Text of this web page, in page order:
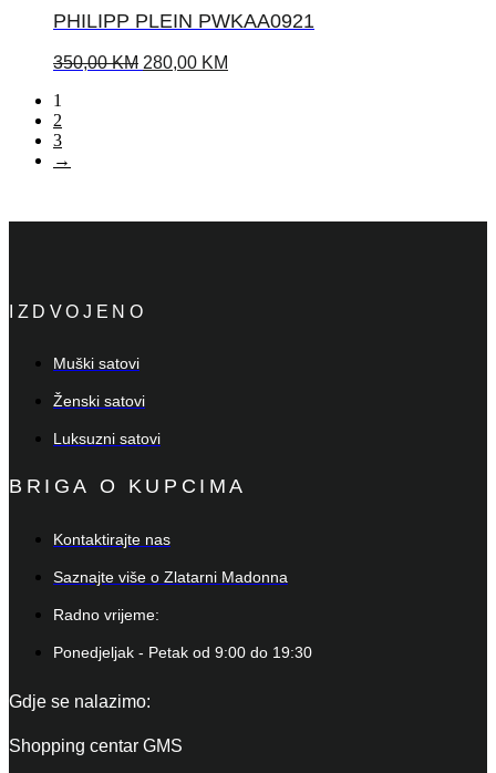
PHILIPP PLEIN PWKAA0921
350,00KM 280,00 KM
1
2
3
→
IZDVOJENO
Muški satovi
Ženski satovi
Luksuzni satovi
BRIGA O KUPCIMA
Kontaktirajte nas
Saznajte više o Zlatarni Madonna
Radno vrijeme:
Ponedjeljak - Petak od 9:00 do 19:30
Gdje se nalazimo:
Shopping centar GMS